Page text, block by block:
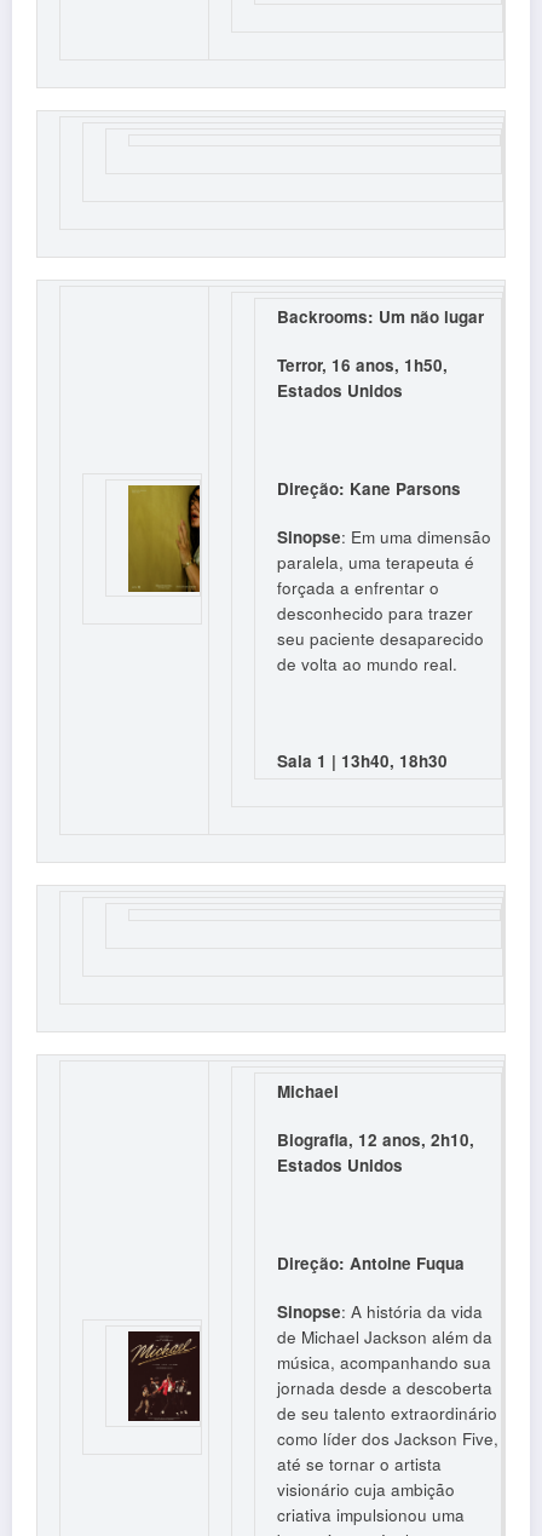
Backrooms: Um não lugar
Terror, 16 anos, 1h50,
Estados Unidos
Direção: Kane Parsons
Sinopse: Em uma dimensão
paralela, uma terapeuta é
forçada a enfrentar o
desconhecido para trazer
seu paciente desaparecido
de volta ao mundo real.
Sala 1 | 13h40, 18h30
Michael
Biografia, 12 anos, 2h10,
Estados Unidos
Direção: Antoine Fuqua
Sinopse: A história da vida
de Michael Jackson além da
música, acompanhando sua
jornada desde a descoberta
de seu talento extraordinário
como líder dos Jackson Five,
até se tornar o artista
visionário cuja ambição
criativa impulsionou uma